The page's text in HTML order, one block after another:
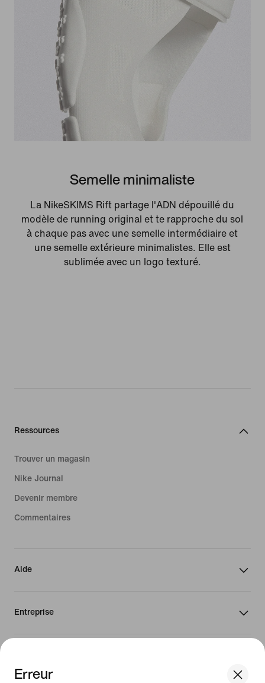
Erreur
Semelle minimaliste
La NikeSKIMS Rift partage l'ADN dépouillé du
modèle de running original et te rapproche du sol
à chaque pas avec une semelle intermédiaire et
une semelle extérieure minimalistes. Elle est
sublimée avec un logo texturé.
Ressources
Trouver un magasin
Nike Journal
Devenir membre
Commentaires
Aide
Entreprise